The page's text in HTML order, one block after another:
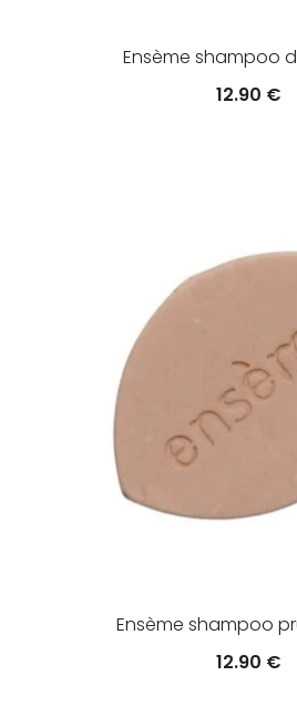
Ensème shampoo
12.90 €
Ensème shampoo
12.90 €